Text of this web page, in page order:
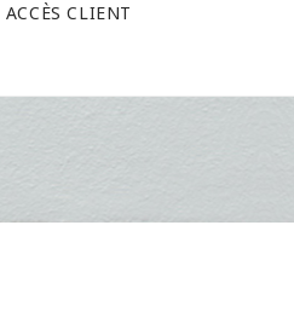
ACCÈS CLIENT